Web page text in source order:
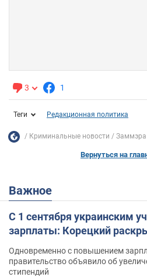
3 1
Теги Редакционная политика
Криминальные новости Заммэра
Вернуться на
Важное
С 1 сентября украинским
зарплаты: Корецкий
Одновременно с повышением
правительство объявило об
стипендий